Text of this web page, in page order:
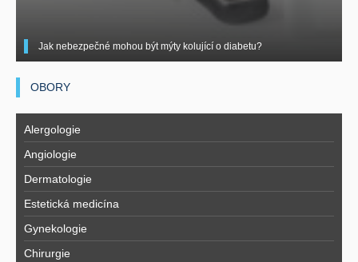
Jak nebezpečné mohou být mýty kolující o diabetu?
OBORY
Alergologie
Angiologie
Dermatologie
Estetická medicína
Gynekologie
Chirurgie